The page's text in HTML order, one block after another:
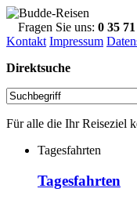
Fragen Sie uns: 0 35
Kontakt Impressum
Direktsuche
Für alle die Ihr Reiseziel
Tagesfahrten
Tagesfahrten